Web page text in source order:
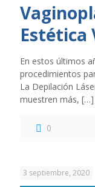
Estética
En estos últimos
procedimientos
La Depilación
muestren más, […]
0
3 septiembre, 2020